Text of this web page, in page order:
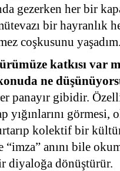
gezerken her bir
bir hayranlık
coşkusunu
katkısı var
ne
panayır gibidir.
yığınlarını görmesi,
kolektif bir
“imza” anını bile
diyaloğa dönüştürür.